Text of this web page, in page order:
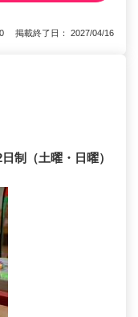
掲載終了日： 2027/04/16
制（土曜・日曜）